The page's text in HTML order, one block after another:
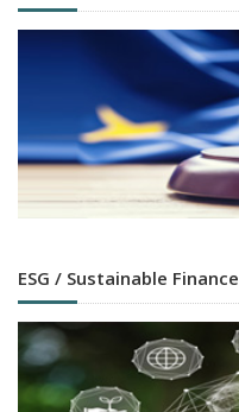
ESG / Sustainable Finance